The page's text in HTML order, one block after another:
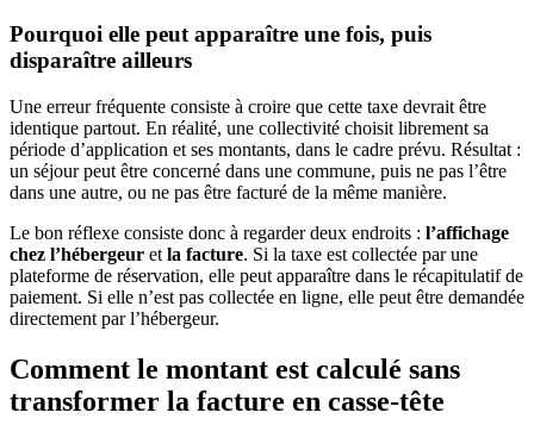
Pourquoi elle peut apparaître une fois, puis
disparaître ailleurs
Une erreur fréquente consiste à croire que cette taxe devrait être
identique partout. En réalité, une collectivité choisit librement sa
période d’application et ses montants, dans le cadre prévu. Résultat :
un séjour peut être concerné dans une commune, puis ne pas l’être
dans une autre, ou ne pas être facturé de la même manière.
Le bon réflexe consiste donc à regarder deux endroits : l’affichage
chez l’hébergeur et la facture. Si la taxe est collectée par une
plateforme de réservation, elle peut apparaître dans le récapitulatif de
paiement. Si elle n’est pas collectée en ligne, elle peut être demandée
directement par l’hébergeur.
Comment le montant est calculé sans
transformer la facture en casse-tête